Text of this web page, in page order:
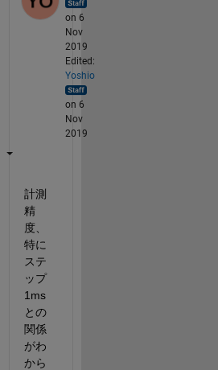
on 6
Nov
2019
Edited:
Yoshio
on 6
Nov
2019
計測
精
度、
特に
ステ
ップ
1ms
との
関係
がわ
から